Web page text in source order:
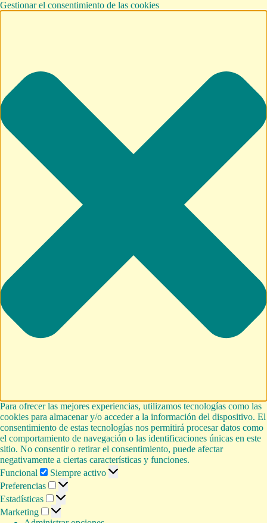
Gestionar el consentimiento de las cookies
Para ofrecer las mejores experiencias, utilizamos tecnologías como las
cookies para almacenar y/o acceder a la información del dispositivo. El
consentimiento de estas tecnologías nos permitirá procesar datos como
el comportamiento de navegación o las identificaciones únicas en este
sitio. No consentir o retirar el consentimiento, puede afectar
negativamente a ciertas características y funciones.
Funcional
Funcional
Siempre activo
Preferencias
Preferencias
Estadísticas Estadísticas
Marketing Marketing